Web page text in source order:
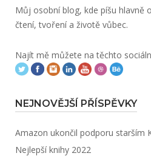
Můj osobní blog, kde píšu hlavně
čtení, tvoření a životě vůbec.
Najít mě můžete na těchto
NEJNOVĚJŠÍ PŘÍSPĚVKY
Amazon ukončil podporu starším
Nejlepší knihy 2022